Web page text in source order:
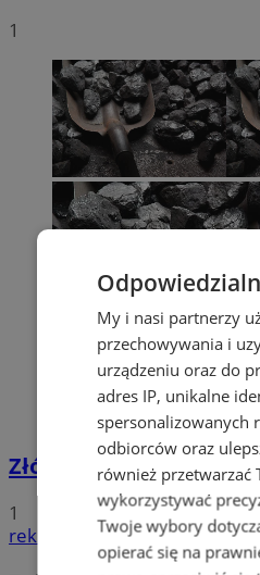
1
Złóż wniosek o
1
reklama
My i nasi partnerzy
przechowywania i
urządzeniu oraz do
adres IP, unikalne
spersonalizowanych
odbiorców oraz
również przetwarzać
wykorzystywać
Twoje wybory
opierać się na